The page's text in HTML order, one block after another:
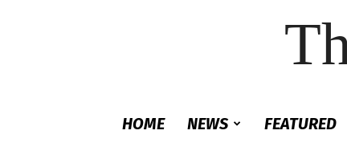
HOME NEWS FEATURED